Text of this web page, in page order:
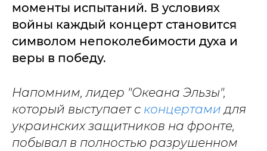
моменты испытаний. В условиях
войны каждый концерт становится
символом непоколебимости духа и
веры в победу.
Напомним, лидер "Океана Эльзы",
который выступает с концертами для
украинских защитников на фронте,
побывал в полностью разрушенном